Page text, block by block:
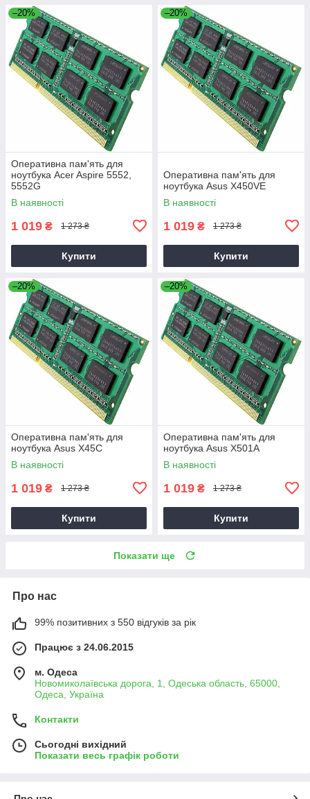
–20%
Оперативна пам'ять для
ноутбука Acer Aspire 5552,
5552G
В наявності
1 019 ₴ 1 273 ₴
Купити
–20%
Оперативна пам'ять для
ноутбука Asus X450VE
В наявності
1 019 ₴ 1 273 ₴
Купити
–20%
Оперативна пам'ять для
ноутбука Asus X45C
В наявності
1 019 ₴ 1 273 ₴
Купити
–20%
Оперативна пам'ять для
ноутбука Asus X501A
В наявності
1 019 ₴ 1 273 ₴
Купити
Показати ще
Про нас
99% позитивних з 550 відгуків за рік
Працює з 24.06.2015
м. Одеса
Новомиколаївська дорога, 1, Одеська область, 65000,
Одеса, Україна
Контакти
Сьогодні вихідний
Показати весь графік роботи